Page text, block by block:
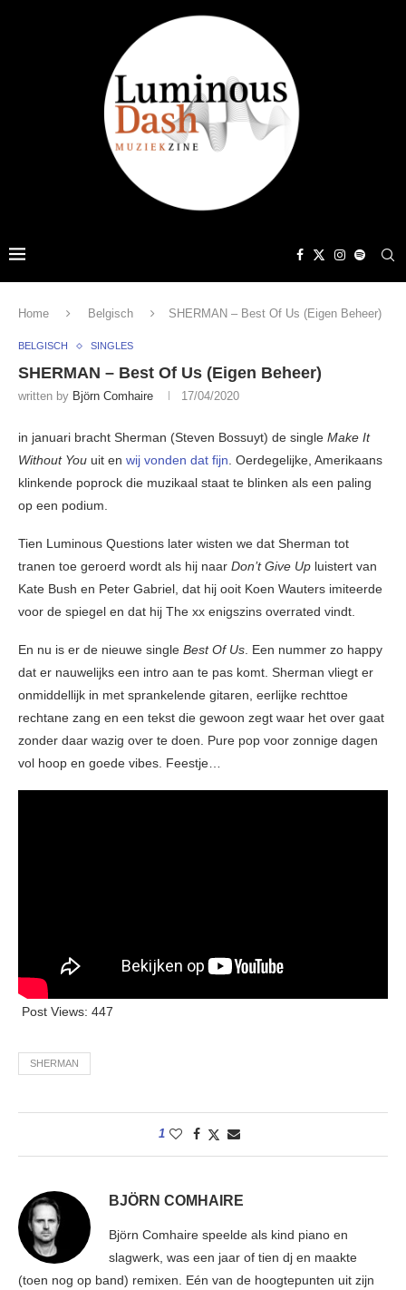
Home Belgisch SHERMAN – Best Of Us (Eigen Beheer)
BELGISCH SINGLES
SHERMAN – Best Of Us (Eigen Beheer)
written by Björn Comhaire 17/04/2020
in januari bracht Sherman (Steven Bossuyt) de single Make It
Without You uit en wij vonden dat fijn. Oerdegelijke, Amerikaans
klinkende poprock die muzikaal staat te blinken als een paling
op een podium.
Tien Luminous Questions later wisten we dat Sherman tot
tranen toe geroerd wordt als hij naar Don’t Give Up luistert van
Kate Bush en Peter Gabriel, dat hij ooit Koen Wauters imiteerde
voor de spiegel en dat hij The xx enigszins overrated vindt.
En nu is er de nieuwe single Best Of Us. Een nummer zo happy
dat er nauwelijks een intro aan te pas komt. Sherman vliegt er
onmiddellijk in met sprankelende gitaren, eerlijke rechttoe
rechtane zang en een tekst die gewoon zegt waar het over gaat
zonder daar wazig over te doen. Pure pop voor zonnige dagen
vol hoop en goede vibes. Feestje…
Post Views: 447
SHERMAN
1
BJÖRN COMHAIRE
Björn Comhaire speelde als kind piano en
slagwerk, was een jaar of tien dj en maakte
(toen nog op band) remixen. Eén van de hoogtepunten uit zijn